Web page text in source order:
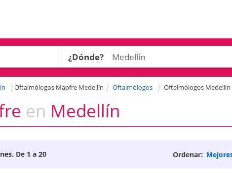
¿Dónde?
Oftalmólogos Mapfre Medellín Oftalmólogos Oftalmólogos Medellín
en Medellín
Ordenar:
De 1 a 20